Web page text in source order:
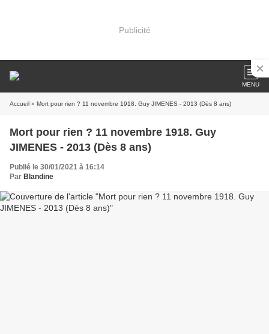
Publicité
MENU
Accueil » Mort pour rien ? 11 novembre 1918. Guy JIMENES - 2013 (Dès 8 ans)
Mort pour rien ? 11 novembre 1918. Guy
JIMENES - 2013 (Dès 8 ans)
Publié le 30/01/2021 à 16:14
Par Blandine